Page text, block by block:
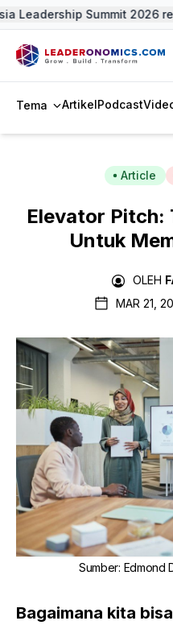
Leadership Summit 2026
Tema ArtikelPodcast
Article
Elevator Pitch:
Untuk
OLEH
MAR 21,
Sumber: Edmond
Bagaimana kita